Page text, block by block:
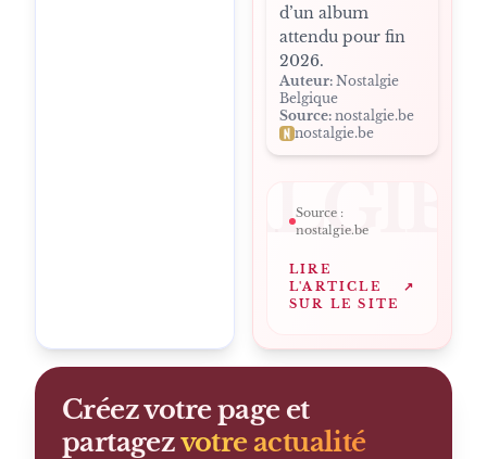
d’un album
attendu pour fin
2026.
Auteur: Nostalgie
Belgique
Source: nostalgie.be
nostalgie.be
NOSTALGIE
Source :
nostalgie.be
LIRE
L'ARTICLE
SUR LE SITE
↗
Créez votre page et
partagezvotre actualité